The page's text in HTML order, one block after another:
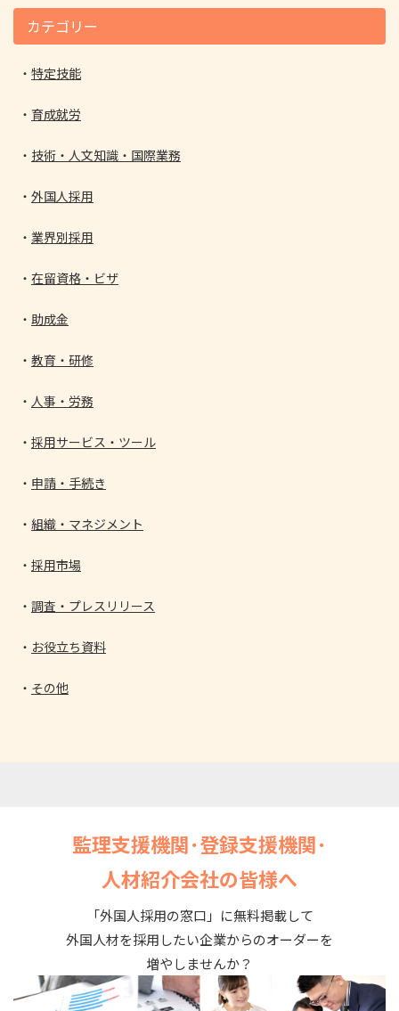
カテゴリー
特定技能
育成就労
技術・人文知識・国際業務
外国人採用
業界別採用
在留資格・ビザ
助成金
教育・研修
人事・労務
採用サービス・ツール
申請・手続き
組織・マネジメント
採用市場
調査・プレスリリース
お役立ち資料
その他
監理支援機関･登録支援機関･
人材紹介会社の皆様へ
「外国人採用の窓口」に無料掲載して
外国人材を採用したい企業からのオーダーを
増やしませんか？